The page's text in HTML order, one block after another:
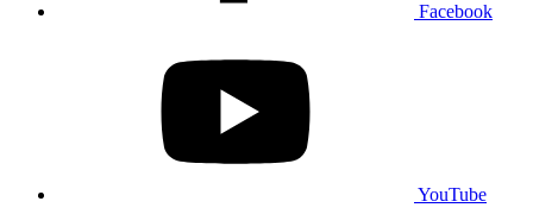
Facebook
YouTube